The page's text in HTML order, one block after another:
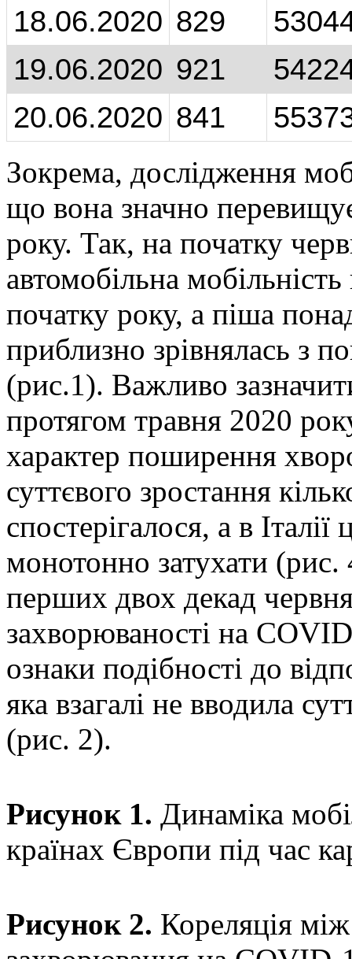
18.06.2020 829
19.06.2020 921
20.06.2020 841
Зокрема, дослідження
що вона значно
року. Так, на початку
автомобільна
початку року, а піша
приблизно зрівнялась з
(рис.1). Важливо
протягом травня 2020
характер поширення
суттєвого зростання
спостерігалося, а в
монотонно затухати
перших двох декад
захворюваності на
ознаки подібності до
яка взагалі не вводила
(рис. 2).
Рисунок 1. Динаміка
країнах Європи під час
Рисунок 2. Кореляція